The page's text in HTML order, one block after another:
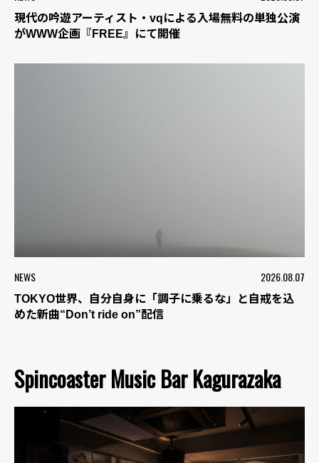
現代の吟遊アーティスト・vqによる入場無料の単独公演
がWWW企画『FREE』にて開催
NEWS 2026.08.07
TOKYO世界、自分自身に「調子に乗るな」と自戒を込
めた新曲“Don’t ride on”配信
Spincoaster Music Bar Kagurazaka